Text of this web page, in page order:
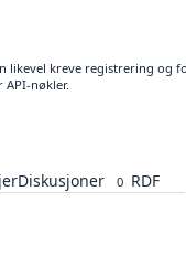
kreve registrering og
nøkler.
Diskusjoner 0 RDF